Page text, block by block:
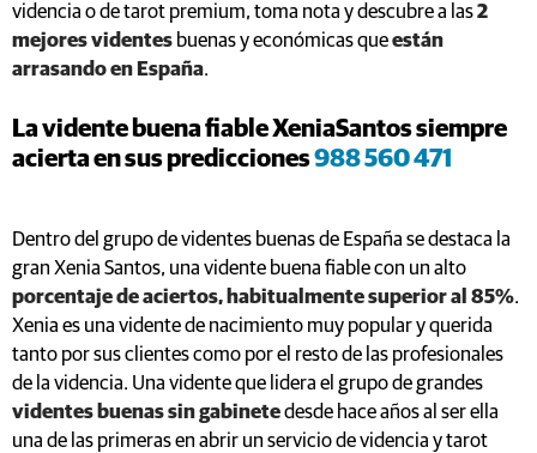
videncia o de tarot premium, toma nota y descubre a las2
mejores videntes buenas y económicas queestán
arrasando en España.
La vidente buena fiable XeniaSantos siempre
acierta en sus predicciones988 560 471
Dentro del grupo de videntes buenas de España se destaca la
gran Xenia Santos, una vidente buena fiable con un alto
porcentaje de aciertos, habitualmente superior al 85%.
Xenia es una vidente de nacimiento muy popular y querida
tanto por sus clientes como por el resto de las profesionales
de la videncia. Una vidente que lidera el grupo de grandes
videntes buenas sin gabinetedesde hace años al ser ella
una de las primeras en abrir un servicio de videncia y tarot